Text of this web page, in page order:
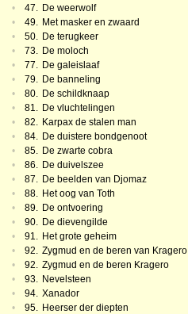
•
47. De weerwolf
•
49. Met masker en zwaard
•
50. De terugkeer
•
73. De moloch
•
77. De galeislaaf
•
79. De banneling
•
80. De schildknaap
•
81. De vluchtelingen
•
82. Karpax de stalen man
•
84. De duistere bondgenoot
•
85. De zwarte cobra
•
86. De duivelszee
•
87. De beelden van Djomaz
•
88. Het oog van Toth
•
89. De ontvoering
•
90. De dievengilde
•
91. Het grote geheim
•
92. Zygmud en de beren van Kragero
•
92. Zygmud en de beren Kragero
•
93. Nevelsteen
•
94. Xanador
•
95. Heerser der diepten